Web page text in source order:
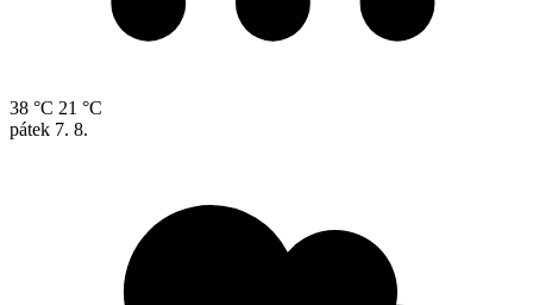
38 °C 21 °C
pátek 7. 8.